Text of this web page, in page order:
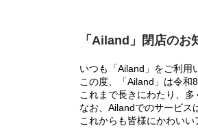
「Ailand」閉店のお
いつも「Ailand」をご利用
この度、「Ailand」は令和
これまで長きにわたり、
なお、Ailandでのサービス
これからも皆様にかわい